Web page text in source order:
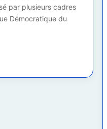
par plusieurs cadres
Démocratique du